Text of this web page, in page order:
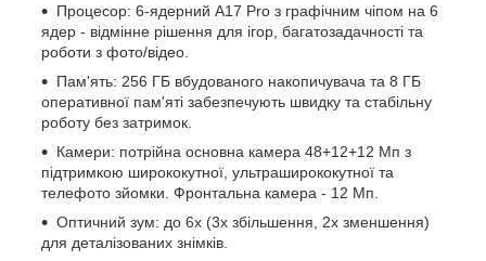
Процесор: 6-ядерний A17 Pro з графічним чіпом на 6
ядер - відмінне рішення для ігор, багатозадачності та
роботи з фото/відео.
Пам'ять: 256 ГБ вбудованого накопичувача та 8 ГБ
оперативної пам'яті забезпечують швидку та стабільну
роботу без затримок.
Камери: потрійна основна камера 48+12+12 Мп з
підтримкою ширококутної, ультраширококутної та
телефото зйомки. Фронтальна камера - 12 Мп.
Оптичний зум: до 6х (3х збільшення, 2х зменшення)
для деталізованих знімків.